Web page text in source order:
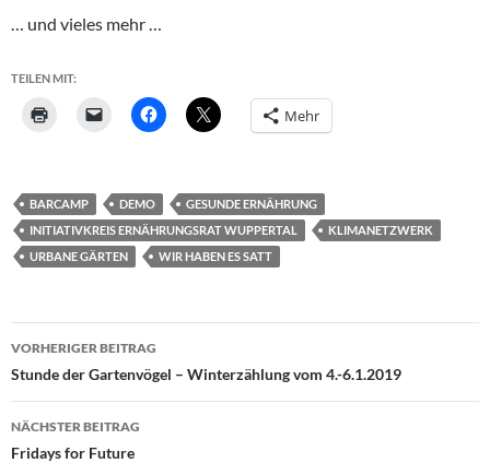
… und vieles mehr …
TEILEN MIT:
Mehr
BARCAMP DEMO
GESUNDE ERNÄHRUNG
INITIATIVKREIS ERNÄHRUNGSRAT WUPPERTAL
KLIMANETZWERK
URBANE GÄRTEN
WIR HABEN ES SATT
Beitragsnavigation
VORHERIGER BEITRAG
Stunde der Gartenvögel – Winterzählung vom 4.-6.1.2019
NÄCHSTER BEITRAG
Fridays for Future